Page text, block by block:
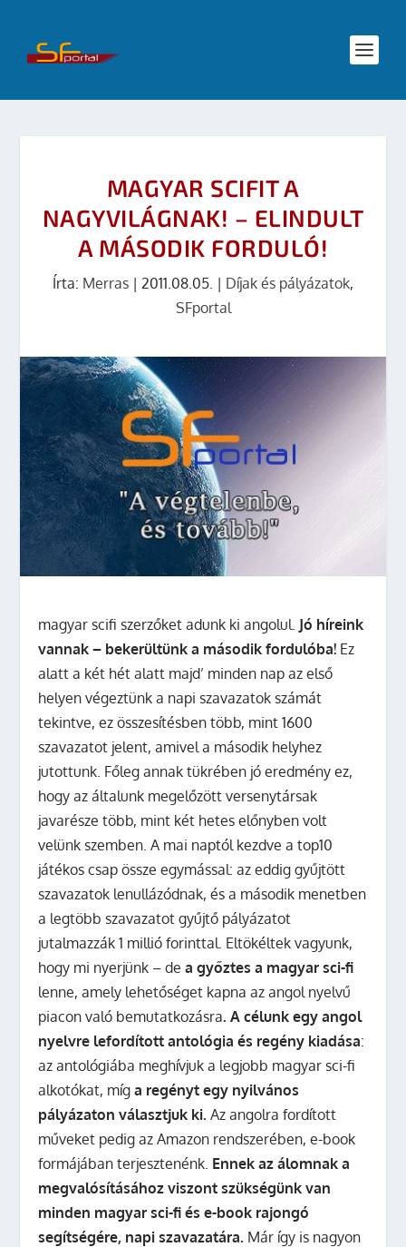
MAGYAR SCIFIT A
NAGYVILÁGNAK! – ELINDULT
A MÁSODIK FORDULÓ!
Írta: Merras | 2011.08.05. | Díjak és pályázatok,
SFportal
magyar scifi szerzőket adunk ki angolul. Jó híreink
vannak – bekerültünk a második fordulóba! Ez
alatt a két hét alatt majd’ minden nap az első
helyen végeztünk a napi szavazatok számát
tekintve, ez összesítésben több, mint 1600
szavazatot jelent, amivel a második helyhez
jutottunk. Főleg annak tükrében jó eredmény ez,
hogy az általunk megelőzött versenytársak
javarésze több, mint két hetes előnyben volt
velünk szemben. A mai naptól kezdve a top10
játékos csap össze egymással: az eddig gyűjtött
szavazatok lenullázódnak, és a második menetben
a legtöbb szavazatot gyűjtő pályázatot
jutalmazzák 1 millió forinttal. Eltökéltek vagyunk,
hogy mi nyerjünk – dea győztes a magyar sci-fi
lenne, amely lehetőséget kapna az angol nyelvű
piacon való bemutatkozásra. A célunk egy angol
nyelvre lefordított antológia és regény kiadása:
az antológiába meghívjuk a legjobb magyar sci-fi
alkotókat, míga regényt egy nyilvános
pályázaton választjuk ki. Az angolra fordított
műveket pedig az Amazon rendszerében, e-book
formájában terjesztenénk. Ennek az álomnak a
megvalósításához viszont szükségünk van
minden magyar sci-fi és e-book rajongó
segítségére, napi szavazatára. Már így is nagyon